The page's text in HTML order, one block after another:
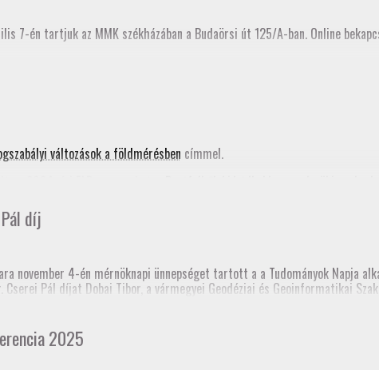
7-én tartjuk az MMK székházában a Budaörsi út 125/A-ban. Online
változások a földmérésben címmel.
díj
november 4-én mérnöknapi ünnepséget tartott a a Tudományok Napja
Pál díjat Dobai Tibor, a vármegyei Geodéziai és Geoinformatikai
Kamara korábbi elnöke, akinek emlékére alapították a díjat.
2025